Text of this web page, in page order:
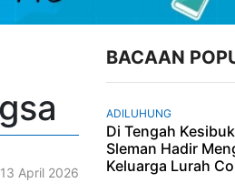
13 April 2026
BACAAN
ADILUHUNG
Di Tengah
Sleman Hadir
Keluarga Lurah